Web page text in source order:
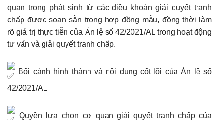
quan trọng phát sinh từ các điều khoản giải quyết tranh
chấp được soạn sẵn trong hợp đồng mẫu, đồng thời làm
rõ giá trị thực tiễn của Án lệ số 42/2021/AL trong hoạt động
tư vấn và giải quyết tranh chấp.
Bối cảnh hình thành và nội dung cốt lõi của Án lệ số
42/2021/AL
Quyền lựa chọn cơ quan giải quyết tranh chấp của